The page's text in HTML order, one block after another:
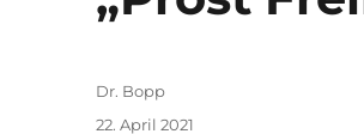
Autor
Dr. Bopp
Veröffentlicht
22. April 2021